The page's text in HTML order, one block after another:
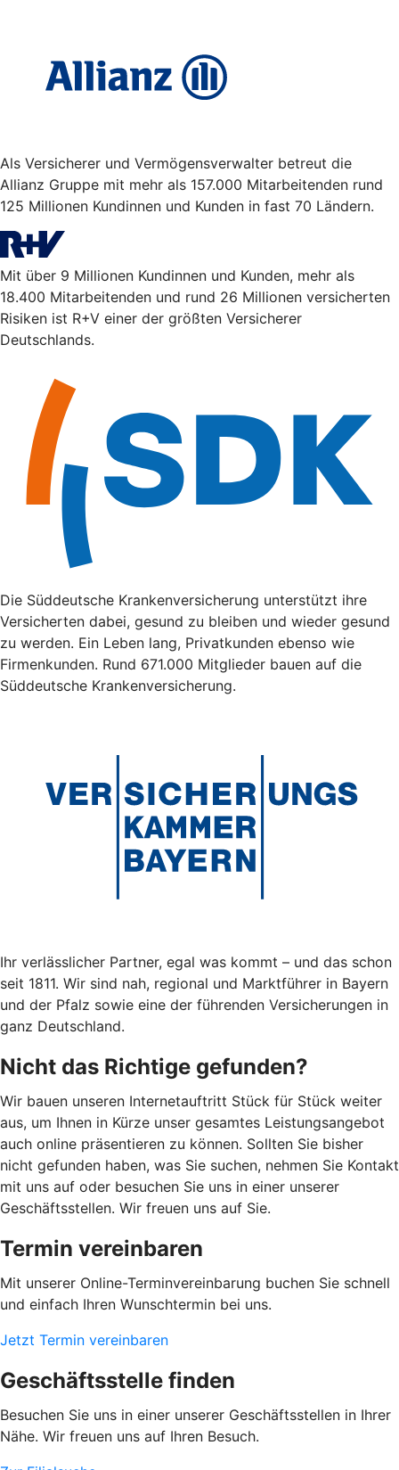
Als Versicherer und Vermögensverwalter betreut die
Allianz Gruppe mit mehr als 157.000 Mitarbeitenden rund
125 Millionen Kundinnen und Kunden in fast 70 Ländern.
Mit über 9 Millionen Kundinnen und Kunden, mehr als
18.400 Mitarbeitenden und rund 26 Millionen versicherten
Risiken ist R+V einer der größten Versicherer
Deutschlands.
Die Süddeutsche Krankenversicherung unterstützt ihre
Versicherten dabei, gesund zu bleiben und wieder gesund
zu werden. Ein Leben lang, Privatkunden ebenso wie
Firmenkunden. Rund 671.000 Mitglieder bauen auf die
Süddeutsche Krankenversicherung.
Ihr verlässlicher Partner, egal was kommt – und das schon
seit 1811. Wir sind nah, regional und Marktführer in Bayern
und der Pfalz sowie eine der führenden Versicherungen in
ganz Deutschland.
Nicht das Richtige gefunden?
Wir bauen unseren Internetauftritt Stück für Stück weiter
aus, um Ihnen in Kürze unser gesamtes Leistungsangebot
auch online präsentieren zu können. Sollten Sie bisher
nicht gefunden haben, was Sie suchen, nehmen Sie Kontakt
mit uns auf oder besuchen Sie uns in einer unserer
Geschäftsstellen. Wir freuen uns auf Sie.
Termin vereinbaren
Mit unserer Online-Terminvereinbarung buchen Sie schnell
und einfach Ihren Wunschtermin bei uns.
Jetzt Termin vereinbaren
Geschäftsstelle finden
Besuchen Sie uns in einer unserer Geschäftsstellen in Ihrer
Nähe. Wir freuen uns auf Ihren Besuch.